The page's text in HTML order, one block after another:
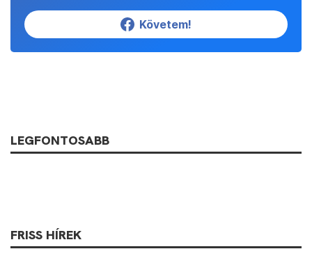
Követem!
LEGFONTOSABB
FRISS HÍREK